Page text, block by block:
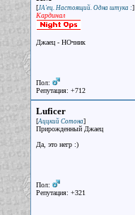
[JA'ец. Настоящий. Одна штука :]
Кардинал
Джаец - НОчник
Пол:
Репутация: +712
Luficer
[Аццкий Сотона]
Прирожденный Джаец
Да, это негр :)
Пол:
Репутация: +321